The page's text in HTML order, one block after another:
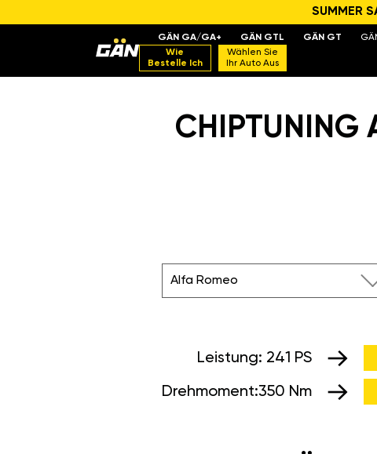
SUMMER
GÄN GA/GA+ GÄN GTL GÄN GT
Wie
Bestelle Ich
Wählen Sie
Ihr Auto Aus
CHIPTUNING
Alfa Romeo
Leistung: 241 PS
Drehmoment:350 Nm